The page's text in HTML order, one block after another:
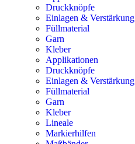
Druckknöpfe
Einlagen & Verstärkung
Füllmaterial
Garn
Kleber
Applikationen
Druckknöpfe
Einlagen & Verstärkung
Füllmaterial
Garn
Kleber
Lineale
Markierhilfen